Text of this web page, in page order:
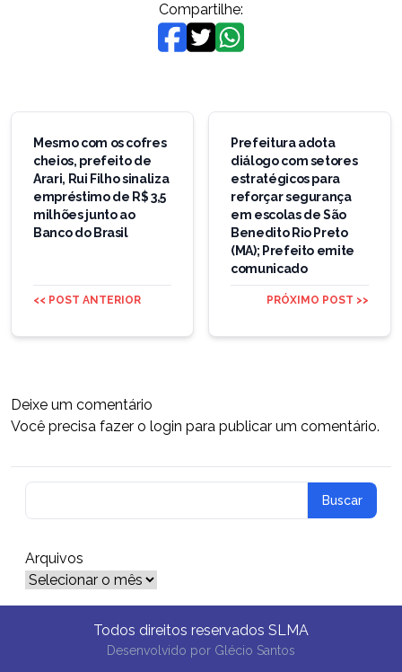
Compartilhe:
Navegação
Post
Mesmo com os cofres
cheios, prefeito de
Arari, Rui Filho sinaliza
empréstimo de R$ 3,5
milhões junto ao
Banco do Brasil
<< POST ANTERIOR
Prefeitura adota
diálogo com setores
estratégicos para
reforçar segurança
em escolas de São
Benedito Rio Preto
(MA); Prefeito emite
comunicado
PRÓXIMO POST >>
Deixe um comentário
Você precisa fazer o login para publicar um comentário.
Arquivos
Arquivos
Todos direitos reservados SLMA
Desenvolvido por Glécio Santos